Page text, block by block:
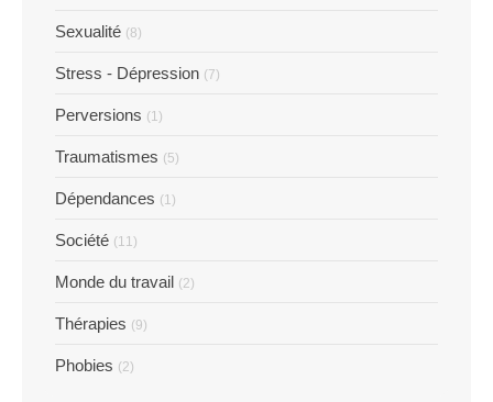
Sexualité (8)
Stress - Dépression (7)
Perversions (1)
Traumatismes (5)
Dépendances (1)
Société (11)
Monde du travail (2)
Thérapies (9)
Phobies (2)